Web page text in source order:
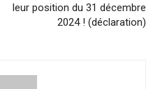
leur position du 31 décembre
2024 ! (déclaration)